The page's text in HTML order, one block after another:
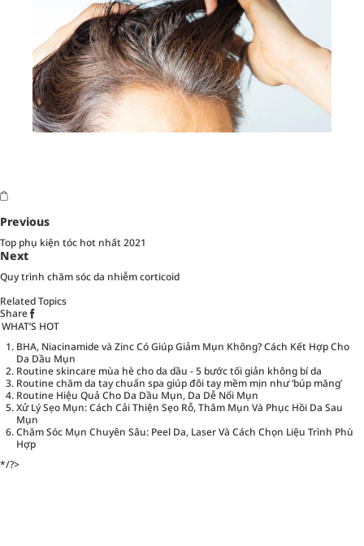
Previous
Top phụ kiện tóc hot nhất 2021
Next
Quy trình chăm sóc da nhiễm corticoid
Related Topics
Share
WHAT’S HOT
BHA, Niacinamide và Zinc Có Giúp Giảm Mụn Không? Cách Kết Hợp Cho
Da Dầu Mụn
Routine skincare mùa hè cho da dầu - 5 bước tối giản không bí da
Routine chăm da tay chuẩn spa giúp đôi tay mềm mịn như ‘búp măng’
Routine Hiệu Quả Cho Da Dầu Mụn, Da Dễ Nổi Mụn
Xử Lý Sẹo Mụn: Cách Cải Thiện Sẹo Rỗ, Thâm Mụn Và Phục Hồi Da Sau
Mụn
Chăm Sóc Mụn Chuyên Sâu: Peel Da, Laser Và Cách Chọn Liệu Trình Phù
Hợp
*/?>